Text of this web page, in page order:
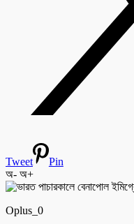
Tweet
Pin
অ- অ+
Oplus_0